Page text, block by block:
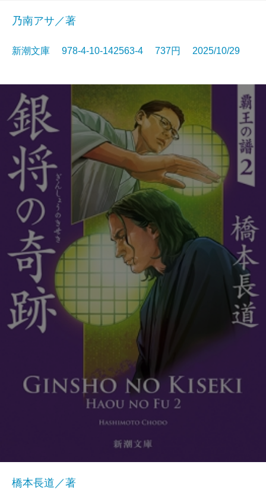
乃南アサ／著
新潮文庫 978-4-10-142563-4 737円 2025/10/29
橋本長道／著